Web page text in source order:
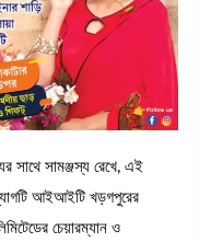
সাথে সামঞ্জস্য রেখে, এই
আইআইটি খড়গপুরের
চেয়ারম্যান ও